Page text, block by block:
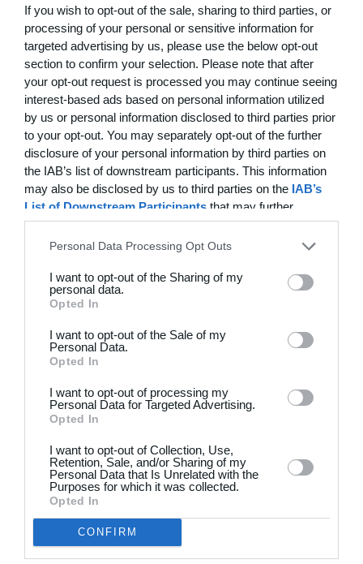
If you wish to opt-out of the sale, sharing to third parties, or
processing of your personal or sensitive information for
targeted advertising by us, please use the below opt-out
section to confirm your selection. Please note that after
your opt-out request is processed you may continue seeing
interest-based ads based on personal information utilized
by us or personal information disclosed to third parties prior
to your opt-out. You may separately opt-out of the further
disclosure of your personal information by third parties on
the IAB’s list of downstream participants. This information
may also be disclosed by us to third parties on the IAB’s
List of Downstream Participants that may further
disclose it to other third parties.
Personal Data Processing Opt Outs
I want to opt-out of the Sharing of my
personal data.
Opted In
I want to opt-out of the Sale of my
Personal Data.
Opted In
I want to opt-out of processing my
Personal Data for Targeted Advertising.
Opted In
I want to opt-out of Collection, Use,
Retention, Sale, and/or Sharing of my
Personal Data that Is Unrelated with the
Purposes for which it was collected.
Opted In
CONFIRM
13. juni
FIF 3 2
Modstander 8 8 HOVEDTURNERINGEN.
5 ST70
Solens Børn 2 6
11. juni
BKSK-06 Fionias Engle
Randers Raptors Flexhold 5 3 Modstander
Modstander 4 ABB Veteran
Brede IF - Det grå guld 4 0 Modstander
Stjernen IF
Forrige